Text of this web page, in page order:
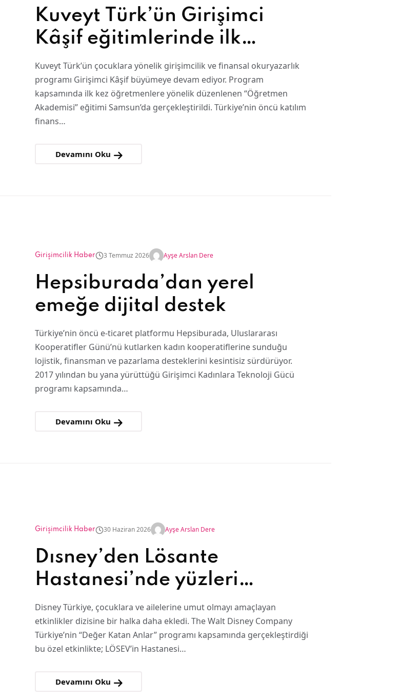
Kuveyt Türk’ün Girişimci
Kâşif eğitimlerinde ilk
öğretmen akademisi
Samsun’da gerçekleşti
Kuveyt Türk’ün çocuklara yönelik girişimcilik ve finansal okuryazarlık
programı Girişimci Kâşif büyümeye devam ediyor. Program
kapsamında ilk kez öğretmenlere yönelik düzenlenen “Öğretmen
Akademisi” eğitimi Samsun’da gerçekleştirildi. Türkiye’nin öncü katılım
finans…
Devamını Oku
Girişimcilik Haber 3 Temmuz 2026 Ayşe Arslan Dere
Hepsiburada’dan yerel
emeğe dijital destek
Türkiye’nin öncü e-ticaret platformu Hepsiburada, Uluslararası
Kooperatifler Günü’nü kutlarken kadın kooperatiflerine sunduğu
lojistik, finansman ve pazarlama desteklerini kesintisiz sürdürüyor.
2017 yılından bu yana yürüttüğü Girişimci Kadınlara Teknoloji Gücü
programı kapsamında…
Devamını Oku
Girişimcilik Haber 30 Haziran 2026 Ayşe Arslan Dere
Dısney’den Lösante
Hastanesi’nde yüzleri
güldüren etkinlik: “Oyuncak
Hikayesi 5” çocuklarla
buluştu
Disney Türkiye, çocuklara ve ailelerine umut olmayı amaçlayan
etkinlikler dizisine bir halka daha ekledi. The Walt Disney Company
Türkiye’nin “Değer Katan Anlar” programı kapsamında gerçekleştirdiği
bu özel etkinlikte; LÖSEV’in Hastanesi…
Devamını Oku